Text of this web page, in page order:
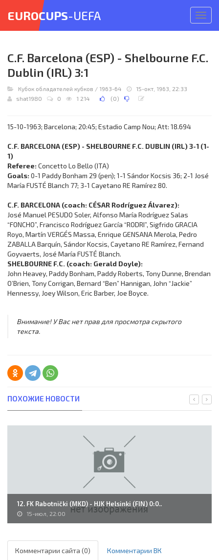
меню
EUROCUPS-UEFA
C.F. Barcelona (ESP) - Shelbourne F.C.
Dublin (IRL) 3:1
Кубок обладателей кубков / 1963-64
15-окт, 1963, 22:33
shat1980
0 1 214 (0)
15-10-1963; Barcelona; 20:45; Estadio Camp Nou; Att: 18.694
C.F. BARCELONA (ESP) - SHELBOURNE F.C. DUBLIN (IRL) 3-1 (1-
1)
Referee: Concetto Lo Bello (ITA)
Goals: 0-1 Paddy Bonham 29 (pen); 1-1 Sándor Kocsis 36; 2-1 José
María FUSTÉ Blanch 77; 3-1 Cayetano RE Ramírez 80.
C.F. BARCELONA (coach: CÉSAR Rodríguez Álvarez):
José Manuel PESUDO Soler, Alfonso María Rodríguez Salas
“FONCHO”, Francisco Rodríguez García “RODRI”, Sigfrido GRACIA
Royo, Martín VERGÉS Massa, Enrique GENSANA Merola, Pedro
ZABALLA Barquín, Sándor Kocsis, Cayetano RE Ramírez, Fernand
Goyvaerts, José María FUSTÉ Blanch.
SHELBOURNE F.C. (coach: Gerald Doyle):
John Heavey, Paddy Bonham, Paddy Roberts, Tony Dunne, Brendan
O’Brien, Tony Corrigan, Bernard “Ben” Hannigan, John “Jackie”
Hennessy, Joey Wilson, Eric Barber, Joe Boyce.
Внимание! У Вас нет прав для просмотра скрытого
текста.
ПОХОЖИЕ НОВОСТИ
12. FK Rabotnički (MKD) - HJK Helsinki (FIN) 0:0..
15-июл, 22:00
Комментарии сайта (0) Комментарии ВК